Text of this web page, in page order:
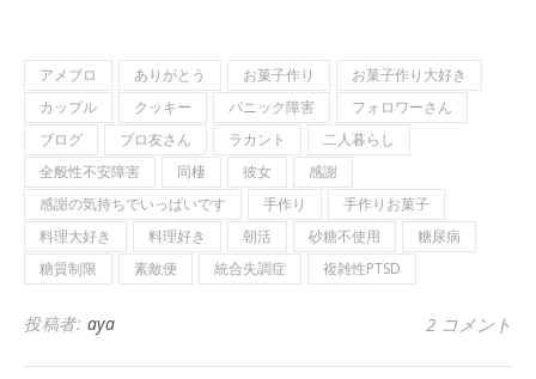
アメブロ ありがとう お菓子作り
お菓子作り大好き
カップル
クッキー パニック障害
フォロワーさん
ブログ
ブロ友さん ラカント
二人暮らし
全般性不安障害
同棲 彼女
感謝
感謝の気持ちでいっぱいです
手作り
手作りお菓子
料理大好き
料理好き 朝活 砂糖不使用
糖尿病
糖質制限
素敵便 統合失調症 複雑性PTSD
投稿者: aya 2 コメント